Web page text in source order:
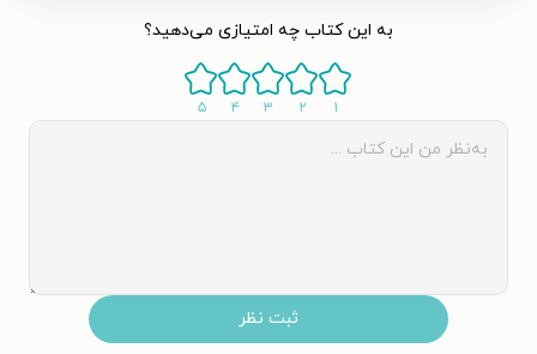
به این کتاب چه امتیازی می‌دهید؟
۱ ۲ ۳ ۴ ۵
ثبت نظر